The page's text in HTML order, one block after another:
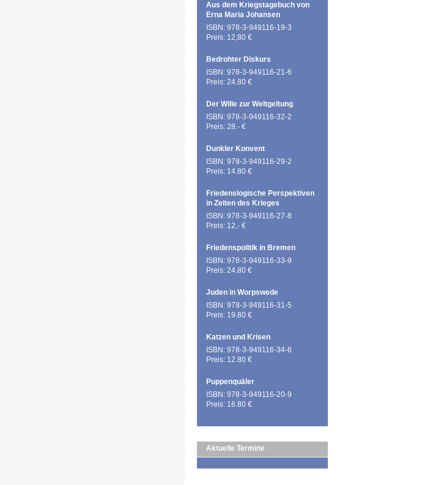
Aus dem Kriegstagebuch von
Erna Maria Johansen
ISBN: 978-3-949116-19-3
Preis: 12,80 €
Bedrohter Diskurs
ISBN: 978-3-949116-21-6
Preis: 24.80 €
Der Wille zur Weltgeltung
ISBN: 978-3-949116-32-2
Preis: 28.- €
Dunkler Konvent
ISBN: 978-3-949116-29-2
Preis: 14.80 €
Friedenslogische Perspektiven
in Zeiten des Krieges
ISBN: 978-3-949116-27-8
Preis: 12,- €
Friedenspolitik in Bremen
ISBN: 978-3-949116-33-9
Preis: 24.80 €
Juden in Worpswede
ISBN: 978-3-949116-31-5
Preis: 19.80 €
Katzen und Krisen
ISBN: 978-3-949116-34-6
Preis: 12.80 €
Puppenquäler
ISBN: 978-3-949116-20-9
Preis: 16.80 €
Aktuelle Termine